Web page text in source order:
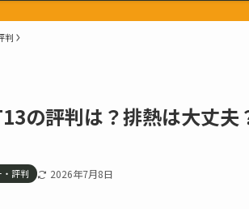
判
の評判は？排熱は大丈
・評判 2026年7月8日